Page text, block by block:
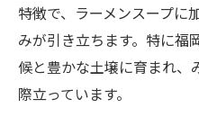
特徴で、ラーメンスープに
みが引き立ちます。特に福
候と豊かな土壌に育まれ、
際立っています。